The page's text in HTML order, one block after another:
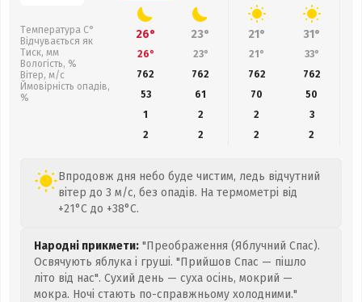
Температура С°
Відчувається як
Тиск, мм
Вологість, %
Вітер, м/с
Ймовірність опадів,
%
26° 23° 21° 31°
26° 23° 21° 33°
762
762 762 762
53
61 70 50
1
2 2
3
2
2 2 2
Впродовж дня небо буде чистим, ледь відчутний
вітер до 3 м/с, без опадів. На термометрі від
+21°C до +38°C.
Народні прикмети: "Преображення (Яблучний Спас).
Освячують яблука і груші. "Прийшов Спас — пішло
літо від нас". Сухий день — суха осінь, мокрий —
мокра. Ночі стають по-справжньому холодними."